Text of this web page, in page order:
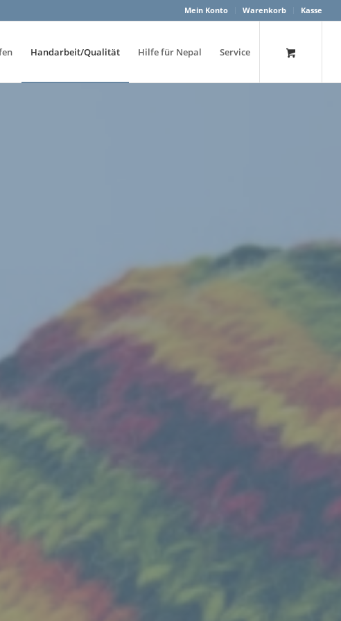
Mein Konto Warenkorb Kasse
Handarbeit/Qualität Hilfe für Nepal Service